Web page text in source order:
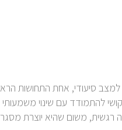
סיעודי, אחת התחושות
להתמודד עם שינוי
רגשית, משום שהיא יוצרת